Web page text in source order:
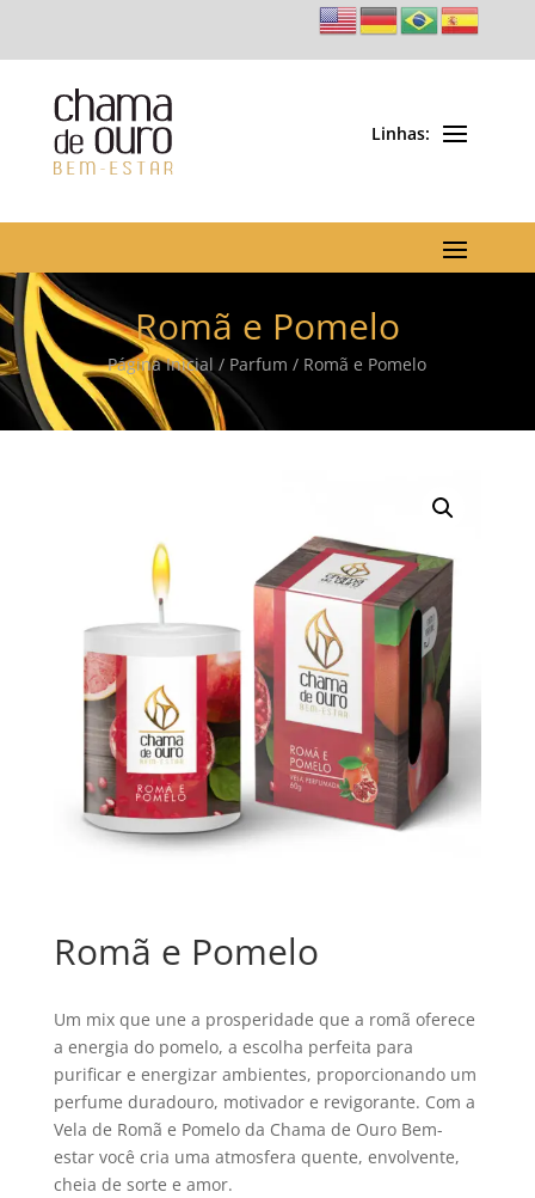
Romã e Pomelo
Página Inicial / Parfum / Romã e Pomelo
Romã e Pomelo
Um mix que une a prosperidade que a romã oferece
a energia do pomelo, a escolha perfeita para
purificar e energizar ambientes, proporcionando um
perfume duradouro, motivador e revigorante. Com a
Vela de Romã e Pomelo da Chama de Ouro Bem-
estar você cria uma atmosfera quente, envolvente,
cheia de sorte e amor.